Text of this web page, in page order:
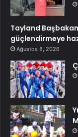
Tayland
güçlendirmeye
Ağustos 8, 2026